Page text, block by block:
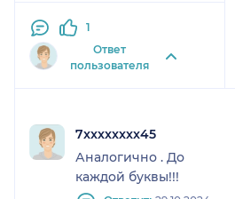
1
Ответ
пользователя
7xxxxxxxx45
Аналогично . До
каждой буквы!!!